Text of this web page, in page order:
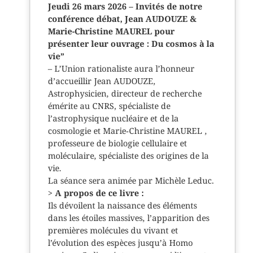
Jeudi 26 mars 2026 – Invités de notre
conférence débat, Jean AUDOUZE &
Marie-Christine MAUREL pour
présenter leur ouvrage : Du cosmos à la
vie”
– L’Union rationaliste aura l’honneur
d’accueillir Jean AUDOUZE,
Astrophysicien, directeur de recherche
émérite au CNRS, spécialiste de
l’astrophysique nucléaire et de la
cosmologie et Marie‑Christine MAUREL ,
professeure de biologie cellulaire et
moléculaire, spécialiste des origines de la
vie.
La séance sera animée par Michèle Leduc.
> A propos de ce livre :
Ils dévoilent la naissance des éléments
dans les étoiles massives, l’apparition des
premières molécules du vivant et
l’évolution des espèces jusqu’à Homo